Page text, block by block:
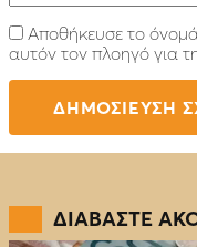
Αποθήκευσε το
αυτόν τον πλοηγό για
ΔΙΑΒΑΣΤΕ